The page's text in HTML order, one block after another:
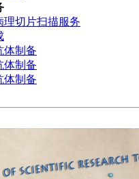
理切片扫描服务
体制备
体制备
体制备